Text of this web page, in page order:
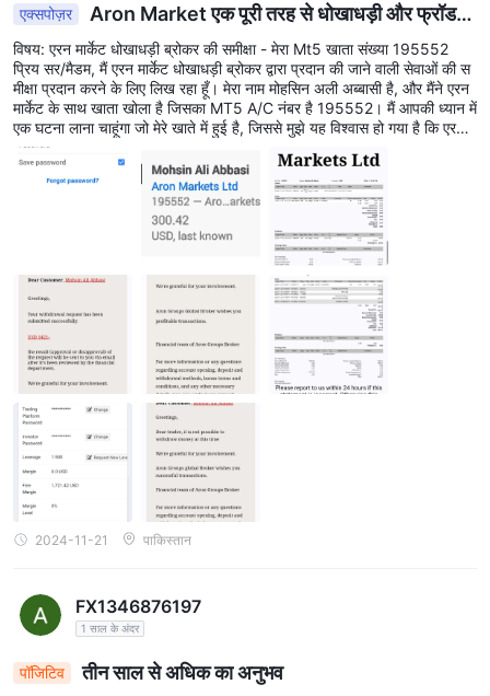
एक्सपोज़र
Aron Market एक पूरी तरह से धोखाधड़ी और फ्रॉड
कंपनी है, इससे दूर रहें
विषय: एरन मार्केट धोखाधड़ी ब्रोकर की समीक्षा - मेरा Mt5 खाता संख्या 195552
प्रिय सर/मैडम, मैं एरन मार्केट धोखाधड़ी ब्रोकर द्वारा प्रदान की जाने वाली सेवाओं की स
मीक्षा प्रदान करने के लिए लिख रहा हूँ। मेरा नाम मोहसिन अली अब्बासी है, और मैंने एरन
मार्केट के साथ खाता खोला है जिसका MT5 A/C नंबर है 195552। मैं आपकी ध्यान में
एक घटना लाना चाहूंगा जो मेरे खाते में हुई है, जिससे मुझे यह विश्वास हो गया है कि एरन
मार्केट एक धोखाधड़ी ब्रोकर है। 2024 के 15 नवंबर को, मैंने अपने खाते में 270 अ
मेरिकी डॉलर जमा किए और एक बिक्री ट्रेड खोली जिसमें 50 शेयर्स यूएस शेयर्स TAGE
T (TGT) थे। मैंने 1454 अमेरिकी डॉलर का लाभ किया, और जब मैंने अपने लाभ
निकालने की अनुरोध किया, तो एरन मार्केट धोखाधड़ी कंपनी ने मेरे सभी लाभ को रद्द कर
दिया और मेरी पूंजी भी खा ली और मुझे ईमेल किया कि मैंने धोखाधड़ी ट्रेडिंग की है और
नेगेटिव बैलेंस संरक्षण सुविधा का दुरुपयोग किया है। मुझे समझ नहीं आता कि अनुमान या
समाचार पर आधारित ट्रेडिंग को कैसे धोखाधड़ी माना जा सकता है। और इस कंपनी में
नेगेटिव बैलेंस संरक्षण सुविधा को स्वचालित रूप से हटा दिया गया है। मैंने लाभ कमाया, औ
र जब मैं इसके लिए मांग की, तो उन्होंने मुझे इसे नहीं दिया। अगर मैं पैसा कमाता हूँ, तो वे
मुझे इसे नहीं देते हैं, लेकिन अगर मैं ट्रेड में पैसा हारता हूँ, तो उन्हें इसकी परवाह नहीं होती
है। मैं चाहता हूँ कि सभी खुदरा ट्रेडर एरन मार्केट धोखाधड़ी कंपनी के साथ ट्रेडिंग करते
समय सतर्क रहें। ऐसा लगता है कि वे स्वतंत्र सर्वर चलाते हैं जो विनिमयों से जुड़े नहीं होते
हैं। मैं सभी पाठकों को इस धोखाधड़ी ब्रोकर के बारे में सतर्क रहने की चेतावनी देना चाहता
हूँ। मैं एरन मार्केट के CEO को चेतावनी दे रहा हूँ कि आपका ब्रोकर मेरे साथ धोखा कर र
हा है, कृपया मेरा लाभ और मेरी पूंजी 1721 डॉलर वापस करें, मैंने कोई गलती नहीं की, बस
आपके ब्रोकर द्वारा प्रदान की गई यूएस शेयर में सामान्य ट्रेड किया। अगर मैं उसी रण
नीति के साथ हार जाता हूँ तो कंपनी मेरी हानि का मुआवजा देगी? मैं सभी खुदरा ट्रेडरों से
अनुरोध करता हूँ कि वे जल्द से जल्द अपने पैसे एरन मार्केट धोखाधड़ी कंपनी से निकालें,
क्योंकि यदि आप लाभ कमाते हैं, तो आप अपने मेहनत के पैसे को अंततः खो देंगे। मैं इस घ
टना के बारे में समाचार फैलाने में आपकी मदद की कीमत करूंगा ताकि दूसरे लोग अपने
निधि न खोएं।
2024-11-21 पाकिस्तान
FX1346876197
1 साल के अंदर
पॉजिटिव तीन साल से अधिक का अनुभव